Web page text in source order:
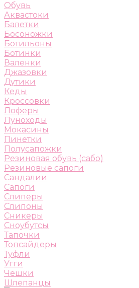
Обувь
Аквастоки
Балетки
Босоножки
Ботильоны
Ботинки
Валенки
Джазовки
Дутики
Кеды
Кроссовки
Лоферы
Луноходы
Мокасины
Пинетки
Полусапожки
Резиновая обувь (сабо)
Резиновые сапоги
Сандалии
Сапоги
Слиперы
Слипоны
Сникеры
Сноубутсы
Тапочки
Топсайдеры
Туфли
Угги
Чешки
Шлепанцы